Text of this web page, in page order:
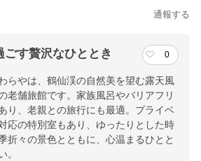
通報する
ごす贅沢なひととき 0
らやは、鶴仙渓の自然美を望む露天風
老舗旅館です。家族風呂やバリアフリ
り、老親との旅行にも最適。プライベ
応の特別室もあり、ゆったりとした時
折々の景色とともに、心温まるひとと
。